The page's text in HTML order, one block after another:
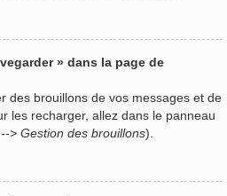
» dans la page de
des brouillons de vos messages et de
les recharger, allez dans le panneau
> Gestion des brouillons).